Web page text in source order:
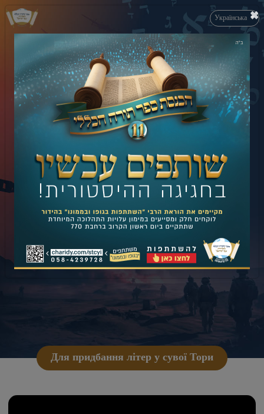
Українська
Для придбання літер у сувої Тори
×